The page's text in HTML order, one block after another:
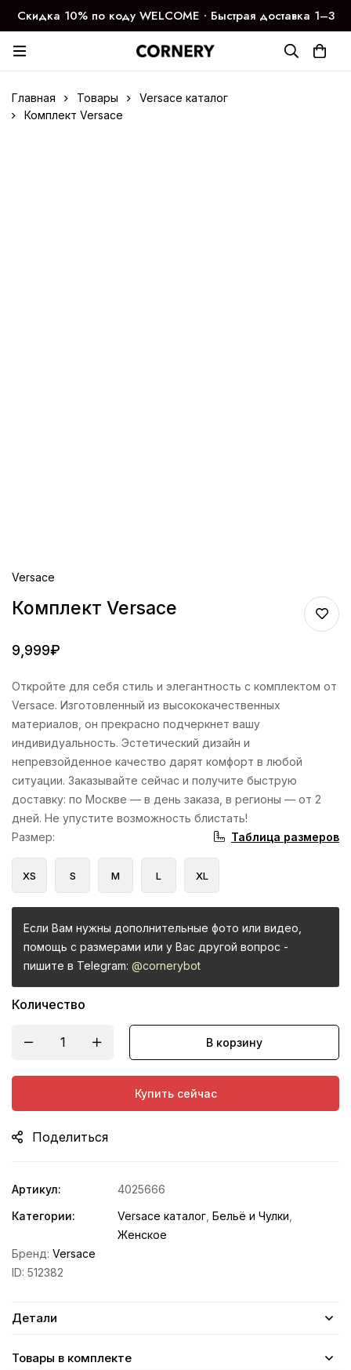
Скидка 10% по коду WELCOME ∙ Быстрая доставка 1–3
дня
Главная Товары
Versace каталог
Комплект Versace
Versace
Комплект Versace
9,999₽
Откройте для себя стиль и элегантность с комплектом от
Versace. Изготовленный из высококачественных
материалов, он прекрасно подчеркнет вашу
индивидуальность. Эстетический дизайн и
непревзойденное качество дарят комфорт в любой
ситуации. Заказывайте сейчас и получите быструю
доставку: по Москве — в день заказа, в регионы — от 2
дней. Не упустите возможность блистать!
Размер: Таблица размеров
XS S M L XL
Если Вам нужны дополнительные фото или видео,
помощь с размерами или у Вас другой вопрос -
пишите в Telegram: @cornerybot
Количество
В корзину
Купить сейчас
Поделиться
Артикул:
4025666
Категории:
Versace каталог Бельё и Чулки
Женское
Бренд: Versace
ID: 512382
Детали
Товары в комплекте